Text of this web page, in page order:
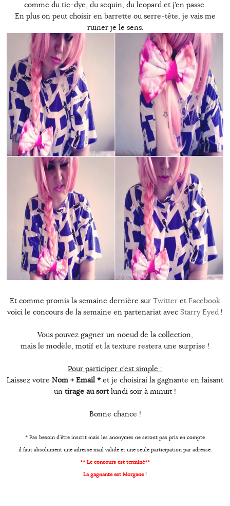
comme du tie-dye, du sequin, du leopard et j’en passe.
En plus on peut choisir en barrette ou serre-tête, je vais me
ruiner je le sens.
Et comme promis la semaine dernière sur Twitter etFacebook
voici le concours de la semaine en partenariat avec Starry Eyed !
Vous pouvez gagner un noeud de la collection,
mais le modèle, motif et la texture restera une surprise !
Pour participer c’est simple :
Laissez votre Nom + Email *et je choisirai la gagnante en faisant
un tirage au sortlundi soir à minuit !
Bonne chance !
* Pas besoin d’être inscrit mais les anonymes ne seront pas pris en compte
il faut absolument une adresse mail valide et une seule participation par adresse.
** Le concours est terminé**
La gagnante est Morgane !